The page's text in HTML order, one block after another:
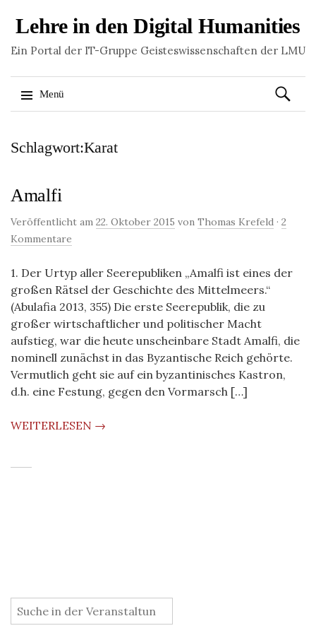
Lehre in den Digital Humanities
Ein Portal der IT-Gruppe Geisteswissenschaften der LMU
Menü
zum
Suchen
nach:
Schlagwort:Karat
Amalfi
Veröffentlicht am 22. Oktober 2015 von Thomas Krefeld · 2
Kommentare
1. Der Urtyp aller Seerepubliken „Amalfi ist eines der
großen Rätsel der Geschichte des Mittelmeers.“
(Abulafia 2013, 355) Die erste Seerepublik, die zu
großer wirtschaftlicher und politischer Macht
aufstieg, war die heute unscheinbare Stadt Amalfi, die
nominell zunächst in das Byzantische Reich gehörte.
Vermutlich geht sie auf ein byzantinisches Kastron,
d.h. eine Festung, gegen den Vormarsch […]
WEITERLESEN →
: